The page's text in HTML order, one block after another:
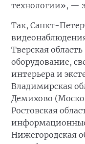
технологии», —
Так, Санкт-
Тверская
оборудование,
интерьера и
Владимирская
Демихово
Ростовская
Нижегородская